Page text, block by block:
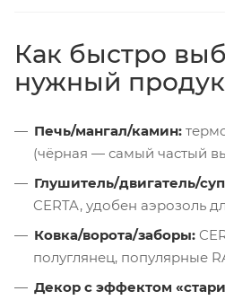
Как быстро
нужный
Печь/мангал/камин:
(чёрная — самый частый
Глушитель/двигатель/
CERTA, удобен аэрозоль
Ковка/ворота/заборы:
полуглянец, популярные
Декор с эффектом